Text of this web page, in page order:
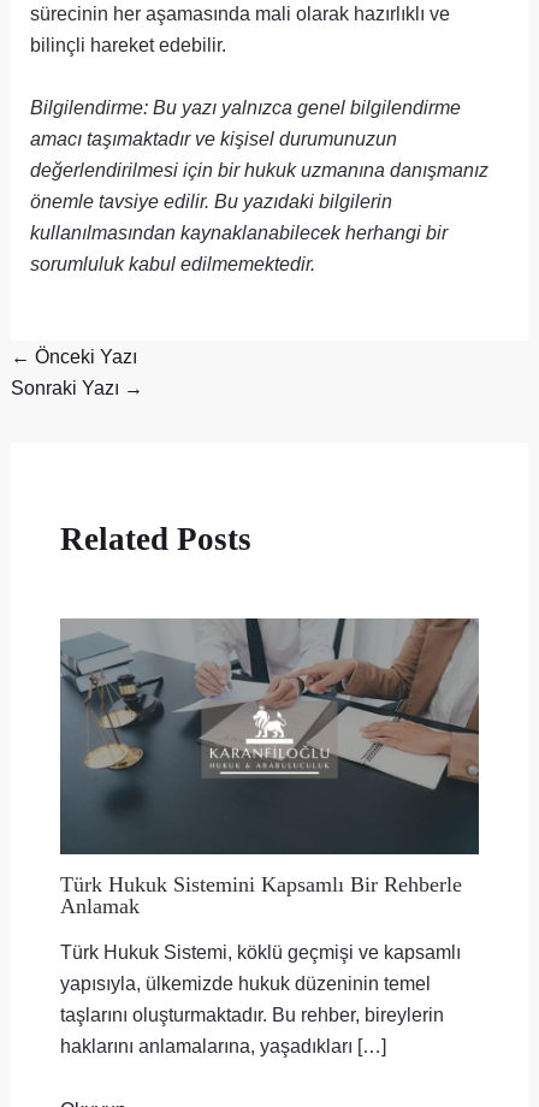
sürecinin her aşamasında mali olarak hazırlıklı ve
bilinçli hareket edebilir.
Bilgilendirme: Bu yazı yalnızca genel bilgilendirme
amacı taşımaktadır ve kişisel durumunuzun
değerlendirilmesi için bir hukuk uzmanına danışmanız
önemle tavsiye edilir. Bu yazıdaki bilgilerin
kullanılmasından kaynaklanabilecek herhangi bir
sorumluluk kabul edilmemektedir.
← Önceki Yazı
Sonraki Yazı →
Related Posts
Türk Hukuk Sistemini Kapsamlı Bir Rehberle
Anlamak
Türk Hukuk Sistemi, köklü geçmişi ve kapsamlı
yapısıyla, ülkemizde hukuk düzeninin temel
taşlarını oluşturmaktadır. Bu rehber, bireylerin
haklarını anlamalarına, yaşadıkları […]